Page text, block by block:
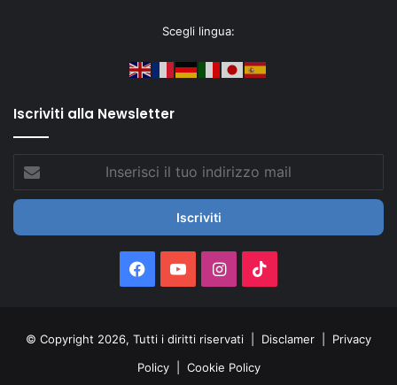
Scegli lingua:
Iscriviti alla Newsletter
Inserisci
tuo
mail
Facebook
You Instagram
© Copyright 2026, Tutti i diritti riservati | Disclamer
Privacy
Policy
Cookie Policy